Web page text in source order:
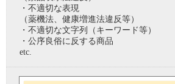
・不適切な表現
（薬機法、健康増進法違反等）
・不適切な文字列（キーワード等）
・公序良俗に反する商品
etc.